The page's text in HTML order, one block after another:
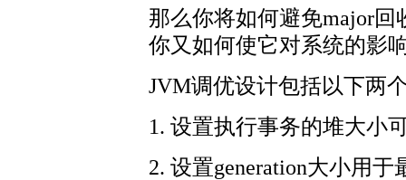
那么你将如何避免major
你又如何使它对系统的影
JVM调优设计包括以下两
1. 设置执行事务的堆大小
2. 设置generation大小用